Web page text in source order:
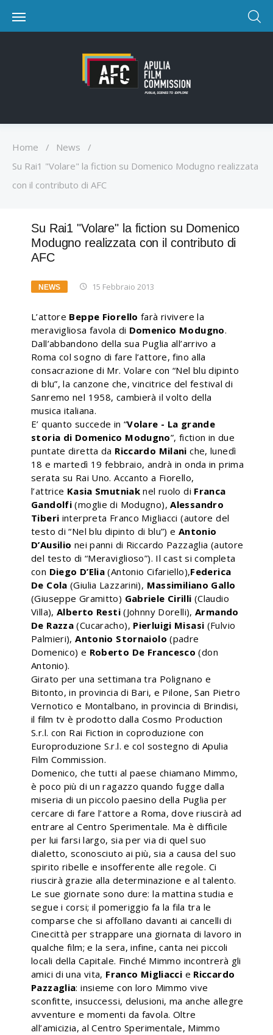
Home / News
/
Su Rai1 "Volare" la fiction su Domenico Modugno realizzata
con il contributo di AFC
Su Rai1 "Volare" la fiction su Domenico
Modugno realizzata con il contributo di
AFC
NEWS 15 Febbraio 2013
L’attore Beppe Fiorello farà rivivere la
meravigliosa favola di Domenico Modugno.
Dall’abbandono della sua Puglia all’arrivo a
Roma col sogno di fare l’attore, fino alla
consacrazione di Mr. Volare con “Nel blu dipinto
di blu”, la canzone che, vincitrice del festival di
Sanremo nel 1958, cambierà il volto della
musica italiana.
E’ quanto succede in “Volare - La grande
storia di Domenico Modugno”, fiction in due
puntate diretta da Riccardo Milani che, lunedì
18 e martedì 19 febbraio, andrà in onda in prima
serata su Rai Uno. Accanto a Fiorello,
l’attrice Kasia Smutniak nel ruolo di Franca
Gandolfi (moglie di Modugno),Alessandro
Tiberi interpreta Franco Migliacci (autore del
testo di “Nel blu dipinto di blu”) e Antonio
D’Ausilio nei panni di Riccardo Pazzaglia (autore
del testo di “Meraviglioso”). Il cast si completa
con Diego D’Elia (Antonio Cifariello),Federica
De Cola (Giulia Lazzarini), Massimiliano Gallo
(Giuseppe Gramitto) Gabriele Cirilli (Claudio
Villa), Alberto Resti(Johnny Dorelli), Armando
De Razza (Cucaracho), Pierluigi Misasi (Fulvio
Palmieri),Antonio Stornaiolo (padre
Domenico) e Roberto De Francesco (don
Antonio).
Girato per una settimana tra Polignano e
Bitonto, in provincia di Bari, e Pilone, San Pietro
Vernotico e Montalbano, in provincia di Brindisi,
il film tv è prodotto dalla Cosmo Production
S.r.l. con Rai Fiction in coproduzione con
Europroduzione S.r.l. e col sostegno di Apulia
Film Commission.
Domenico, che tutti al paese chiamano Mimmo,
è poco più di un ragazzo quando fugge dalla
miseria di un piccolo paesino della Puglia per
cercare di fare l’attore a Roma, dove riuscirà ad
entrare al Centro Sperimentale. Ma è difficile
per lui farsi largo, sia per via di quel suo
dialetto, sconosciuto ai più, sia a causa del suo
spirito ribelle e insofferente alle regole. Ci
riuscirà grazie alla determinazione e al talento.
Le sue giornate sono dure: la mattina studia e
segue i corsi; il pomeriggio fa la fila tra le
comparse che si affollano davanti ai cancelli di
Cinecittà per strappare una giornata di lavoro in
qualche film; e la sera, infine, canta nei piccoli
locali della Capitale. Finché Mimmo incontrerà gli
amici di una vita, Franco Migliacci e Riccardo
Pazzaglia: insieme con loro Mimmo vive
sconfitte, insuccessi, delusioni, ma anche allegre
avventure e momenti da favola. Oltre
all’amicizia, al Centro Sperimentale, Mimmo